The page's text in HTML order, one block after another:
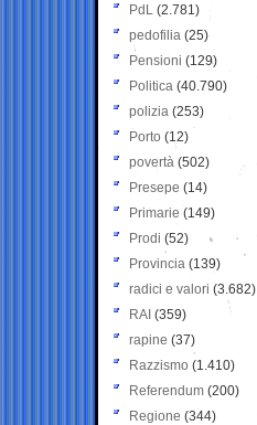
PdL (2.781)
pedofilia (25)
Pensioni (129)
Politica (40.790)
polizia (253)
Porto (12)
povertà (502)
Presepe (14)
Primarie (149)
Prodi (52)
Provincia (139)
radici e valori (3.682)
RAI (359)
rapine (37)
Razzismo (1.410)
Referendum (200)
Regione (344)